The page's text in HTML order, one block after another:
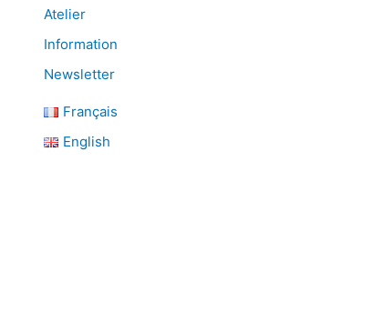
Atelier
Information
Newsletter
Français
English